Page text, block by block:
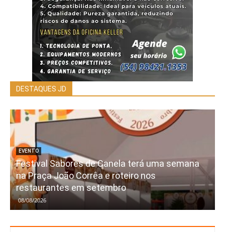
DESTAQUES JD
EVENTO
Festival Sabores de Canela terá uma semana
na Praça João Corrêa e roteiro nos
restaurantes em setembro
08/08/2026